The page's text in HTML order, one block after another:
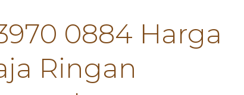
0884 Harga
Ringan